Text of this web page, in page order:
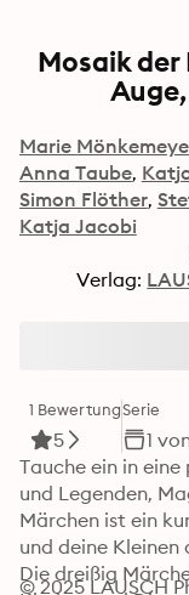
Mosaik der
Marie
Anna Taube
Simon Flöther
Katja Jacobi
Verlag:
1 Bewertung
5
Serie
1
Tauche ein in
und Legenden,
Märchen ist ein
und deine Kleinen
Die dreißig
© 2025 LAUSCH